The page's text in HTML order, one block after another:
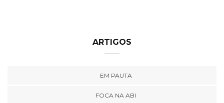
ARTIGOS
EM PAUTA
FOCA NA ABI